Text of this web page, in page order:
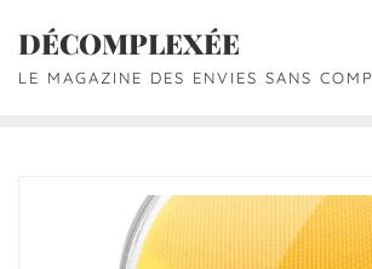
DÉCOMPLEXÉE
LE MAGAZINE DES ENVIES SANS